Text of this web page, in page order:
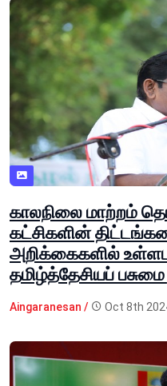
காலநிலை மாற்றம்
கட்சிகளின்
அறிக்கைகளில்
தமிழ்த்தேசியப்
Aingaranesan / Oct 8th